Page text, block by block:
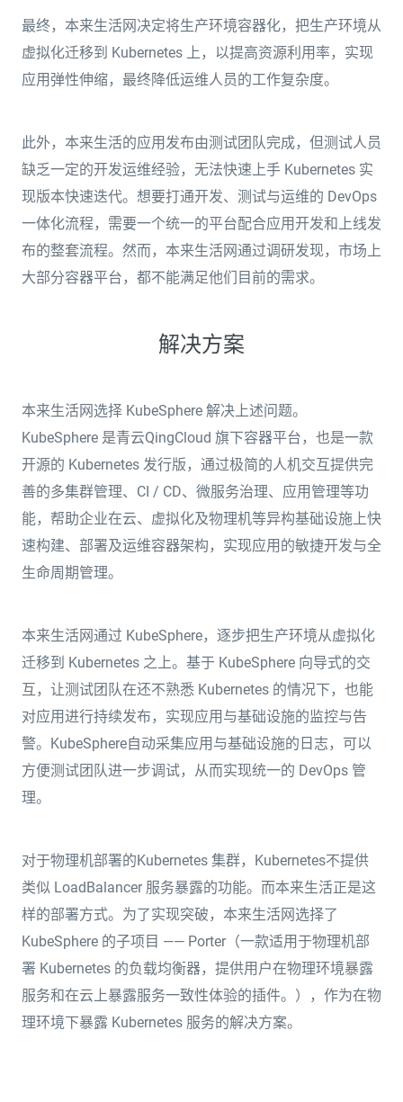
最终，本来生活网决定将生产环境容器化，把生产环境从
虚拟化迁移到 Kubernetes 上，以提高资源利用率，实现
应用弹性伸缩，最终降低运维人员的工作复杂度。
此外，本来生活的应用发布由测试团队完成，但测试人员
缺乏一定的开发运维经验，无法快速上手 Kubernetes 实
现版本快速迭代。想要打通开发、测试与运维的 DevOps
一体化流程，需要一个统一的平台配合应用开发和上线发
布的整套流程。然而，本来生活网通过调研发现，市场上
大部分容器平台，都不能满足他们目前的需求。
解决方案
本来生活网选择 KubeSphere 解决上述问题。
KubeSphere 是青云QingCloud 旗下容器平台，也是一款
开源的 Kubernetes 发行版，通过极简的人机交互提供完
善的多集群管理、CI / CD、微服务治理、应用管理等功
能，帮助企业在云、虚拟化及物理机等异构基础设施上快
速构建、部署及运维容器架构，实现应用的敏捷开发与全
生命周期管理。
本来生活网通过 KubeSphere，逐步把生产环境从虚拟化
迁移到 Kubernetes 之上。基于 KubeSphere 向导式的交
互，让测试团队在还不熟悉 Kubernetes 的情况下，也能
对应用进行持续发布，实现应用与基础设施的监控与告
警。KubeSphere自动采集应用与基础设施的日志，可以
方便测试团队进一步调试，从而实现统一的 DevOps 管
理。
对于物理机部署的Kubernetes 集群，Kubernetes不提供
类似 LoadBalancer 服务暴露的功能。而本来生活正是这
样的部署方式。为了实现突破，本来生活网选择了
KubeSphere 的子项目 —— Porter（一款适用于物理机部
署 Kubernetes 的负载均衡器，提供用户在物理环境暴露
服务和在云上暴露服务一致性体验的插件。），作为在物
理环境下暴露 Kubernetes 服务的解决方案。